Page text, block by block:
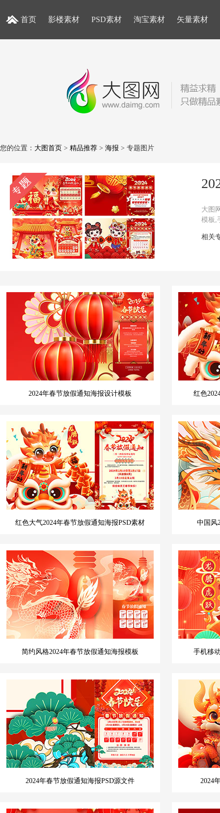
首页 影楼素材 PSD素材 淘宝素材 矢量素材
您的位置： 大图首页 > 精品推荐 > 海报 > 专题图片
大图
模板,
相关
2024年春节放假通知海报设计模板 红色
红色大气2024年春节放假通知海报PSD素材 中国风
简约风格2024年春节放假通知海报模板 手机移
2024年春节放假通知海报PSD源文件 2024